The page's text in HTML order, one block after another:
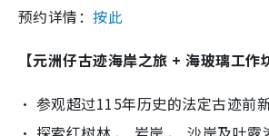
预约详情：按此
【元洲仔古迹海岸之旅 + 海玻璃工作
‧ 参观超过115年历史的法定古迹前